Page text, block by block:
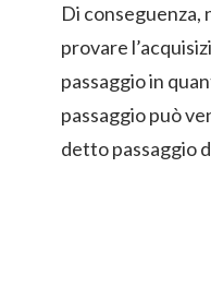
Di conseguenza,
provare
passaggio in
passaggio può
detto passaggio